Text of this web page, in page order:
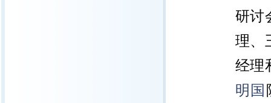
研讨
理、
经理
明国